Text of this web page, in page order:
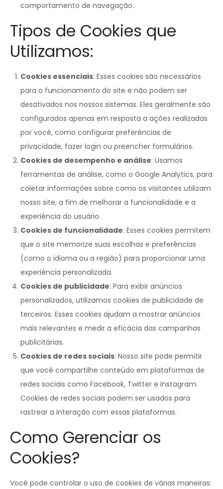
comportamento de navegação.
Tipos de Cookies que
Utilizamos:
Cookies essenciais: Esses cookies são necessários
para o funcionamento do site e não podem ser
desativados nos nossos sistemas. Eles geralmente são
configurados apenas em resposta a ações realizadas
por você, como configurar preferências de
privacidade, fazer login ou preencher formulários.
Cookies de desempenho e análise: Usamos
ferramentas de análise, como o Google Analytics, para
coletar informações sobre como os visitantes utilizam
nosso site, a fim de melhorar a funcionalidade e a
experiência do usuário.
Cookies de funcionalidade: Esses cookies permitem
que o site memorize suas escolhas e preferências
(como o idioma ou a região) para proporcionar uma
experiência personalizada.
Cookies de publicidade: Para exibir anúncios
personalizados, utilizamos cookies de publicidade de
terceiros. Esses cookies ajudam a mostrar anúncios
mais relevantes e medir a eficácia das campanhas
publicitárias.
Cookies de redes sociais: Nosso site pode permitir
que você compartilhe conteúdo em plataformas de
redes sociais como Facebook, Twitter e Instagram.
Cookies de redes sociais podem ser usados para
rastrear a interação com essas plataformas.
Como Gerenciar os
Cookies?
Você pode controlar o uso de cookies de várias maneiras: